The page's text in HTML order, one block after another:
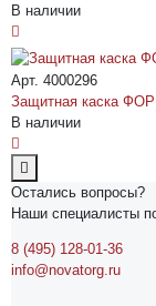
В наличии
Арт. 4000296
Защитная каска
В наличии
Остались вопросы?
Наши специалисты
8 (495) 128-01-36
info@novatorg.ru